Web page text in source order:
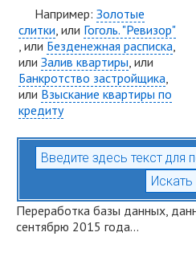
Например: Золотые
слитки, или Гоголь. "Ревизор"
, или Безденежная расписка,
или Залив квартиры, или
Банкротство застройщика,
или Взыскание квартиры по
кредиту
Переработка базы данных,
сентябрю 2015 года...